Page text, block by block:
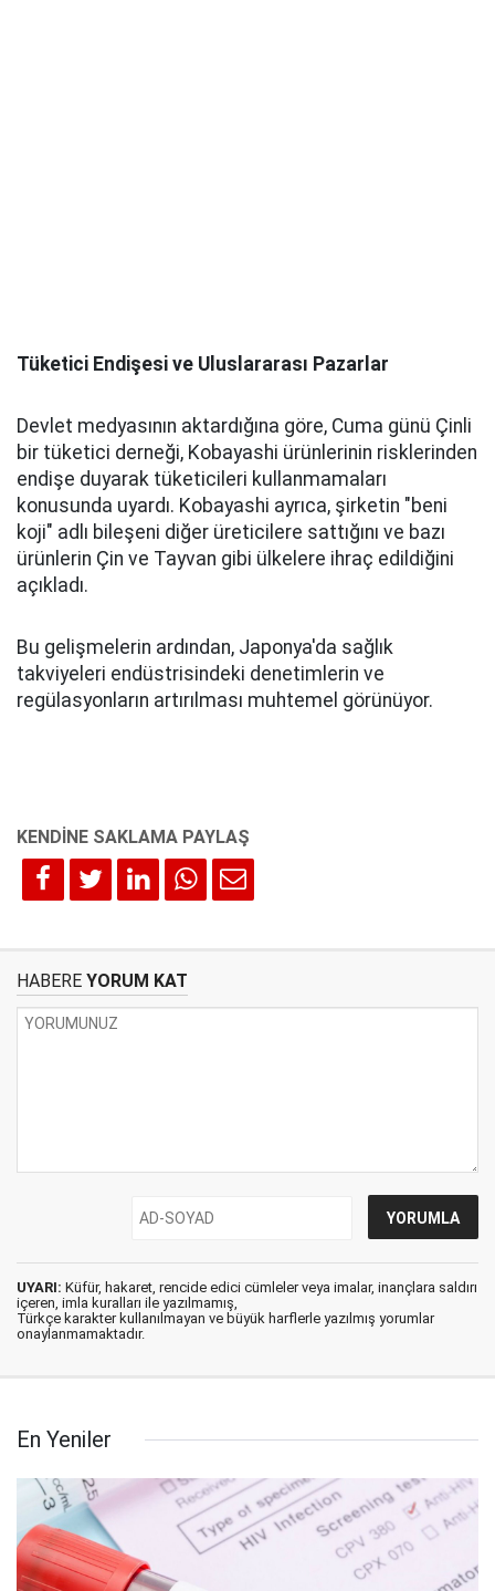
Tüketici Endişesi ve Uluslararası Pazarlar
Devlet medyasının aktardığına göre, Cuma günü Çinli
bir tüketici derneği, Kobayashi ürünlerinin risklerinden
endişe duyarak tüketicileri kullanmamaları
konusunda uyardı. Kobayashi ayrıca, şirketin "beni
koji" adlı bileşeni diğer üreticilere sattığını ve bazı
ürünlerin Çin ve Tayvan gibi ülkelere ihraç edildiğini
açıkladı.
Bu gelişmelerin ardından, Japonya'da sağlık
takviyeleri endüstrisindeki denetimlerin ve
regülasyonların artırılması muhtemel görünüyor.
HABERE YORUM KAT
UYARI: Küfür, hakaret, rencide edici cümleler veya imalar, inançlara saldırı
içeren, imla kuralları ile yazılmamış,
Türkçe karakter kullanılmayan ve büyük harflerle yazılmış yorumlar
onaylanmamaktadır.
En Yeniler